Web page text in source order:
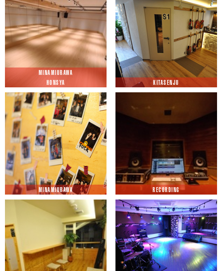
MINAMIURAWA
HONSYA
KITASENJU
MINAMIURAWA RECORDING